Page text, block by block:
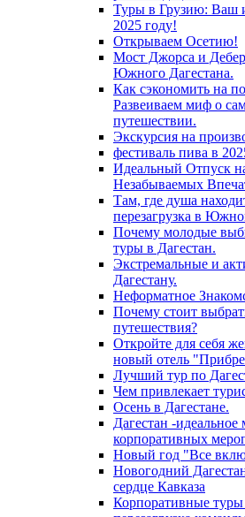
Туры в Грузию: Ваш
2025 году!
Открываем Осетию!
Мост Джорса и
Южного Дагестана.
Как сэкономить на
Развеиваем миф о
путешествии.
Экскурсия на
фестиваль пива в
Идеальный Отпуск
Незабываемых
Там, где душа
перезагрузка в
Почему молодые
туры в Дагестан.
Экстремальные и
Дагестану.
Неформатное
Почему стоит
путешествия?
Откройте для себя
новый отель
Лучший тур по
Чем привлекает
Осень в Дагестане.
Дагестан -идеальное
корпоративных
Новый год "Все
Новогодний
сердце Кавказа
Корпоративные туры